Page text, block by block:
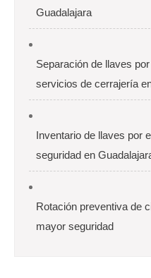
Guadalajara
Separación de llaves
servicios de cerrajería
Inventario de llaves por
seguridad en
Rotación preventiva de
mayor seguridad